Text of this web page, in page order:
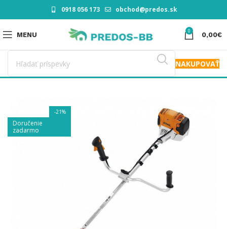
0918 056 173 obchod@predos.sk
MENU 0 0,00€
NAKUPOVAŤ
-21%
Doručenie
zadarmo